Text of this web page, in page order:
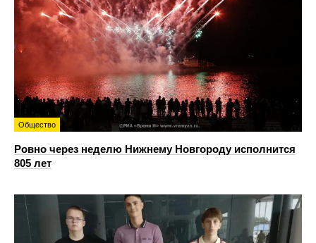
Общество
Ровно через неделю Нижнему Новгороду исполнится
805 лет